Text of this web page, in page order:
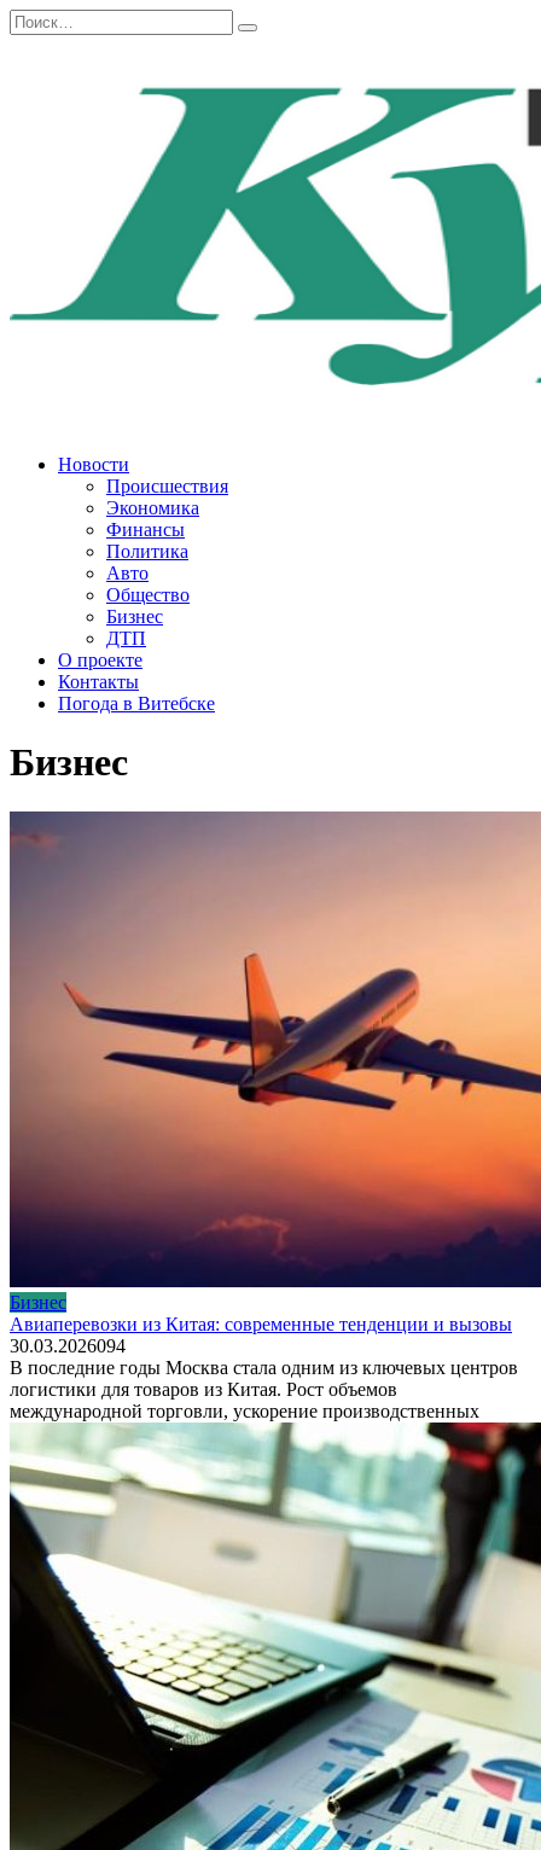
Перейти
к
Search
for:
Новости
Происшествия
Экономика
Финансы
Политика
Авто
Общество
Бизнес
ДТП
О проекте
Контакты
Погода в Витебске
Бизнес
Бизнес
Авиаперевозки из Китая: современные тенденции и вызовы
30.03.2026094
В последние годы Москва стала одним из ключевых центров
логистики для товаров из Китая. Рост объемов
международной торговли, ускорение производственных